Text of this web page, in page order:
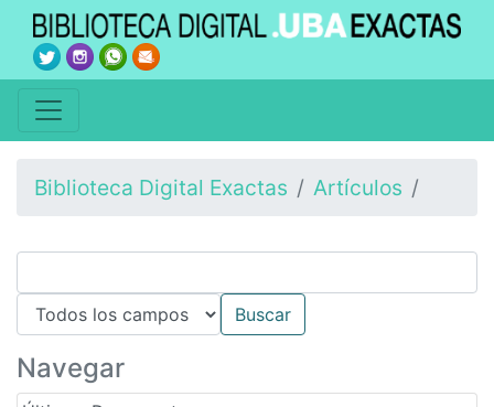
Biblioteca Digital Exactas Artículos
Navegar